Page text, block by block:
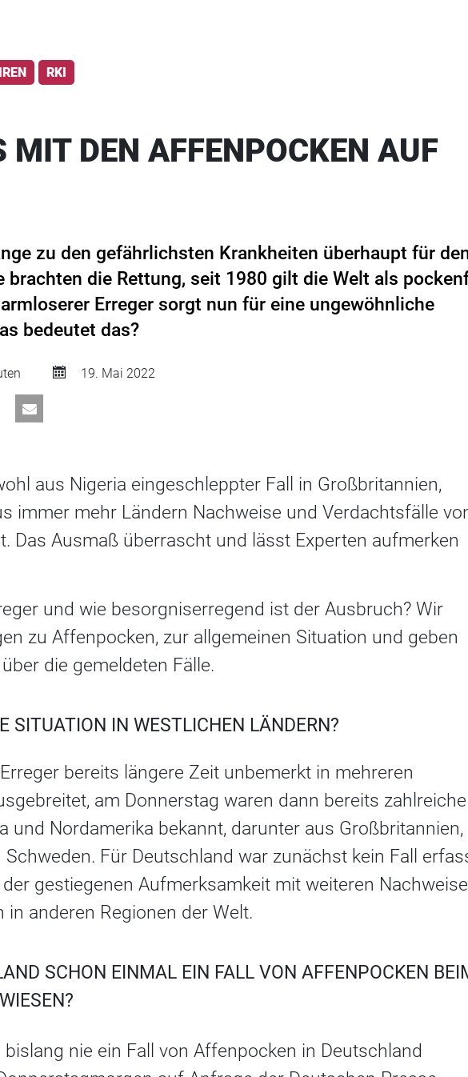
RKI
MIT DEN AFFENPOCKEN AUF
zu den gefährlichsten Krankheiten überhaupt für
die Rettung, seit 1980 gilt die Welt als
Erreger sorgt nun für eine ungewöhnliche
bedeutet das?
19. Mai 2022
aus Nigeria eingeschleppter Fall in Großbritannien,
immer mehr Ländern Nachweise und Verdachtsfälle
Das Ausmaß überrascht und lässt Experten aufmerken
und wie besorgniserregend ist der Ausbruch? Wir
zu Affenpocken, zur allgemeinen Situation und geben
die gemeldeten Fälle.
SITUATION IN WESTLICHEN LÄNDERN?
bereits längere Zeit unbemerkt in mehreren
am Donnerstag waren dann bereits zahlreiche
und Nordamerika bekannt, darunter aus Großbritannien,
Für Deutschland war zunächst kein Fall
gestiegenen Aufmerksamkeit mit weiteren
in anderen Regionen der Welt.
SCHON EINMAL EIN FALL VON AFFENPOCKEN
bislang nie ein Fall von Affenpocken in Deutschland